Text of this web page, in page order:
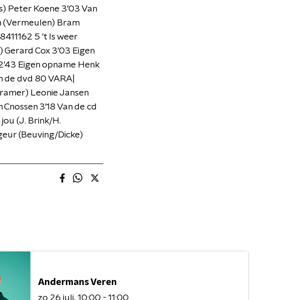
Peter Koene 3’03 Van
(Vermeulen) Bram
5 ’t Is weer
Cox 3’03 Eigen
Eigen opname Henk
de dvd 80 VARA|
Leonie Jansen
3’18 Van de cd
(J. Brink/H.
(Beuving/Dicke)
Andermans Veren
zo 26 juli 10:00 - 11:00